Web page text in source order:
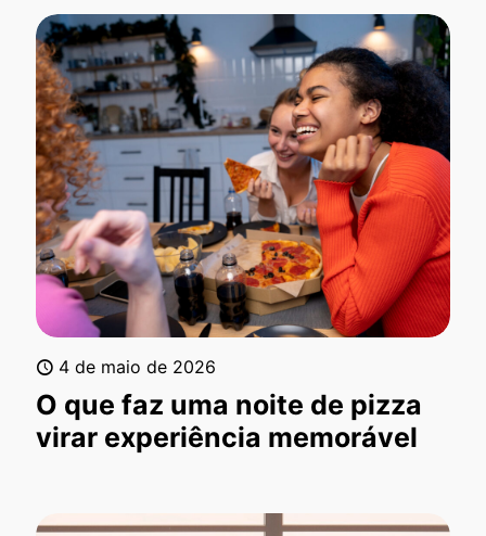
4 de maio de 2026
O que faz uma noite de pizza
virar experiência memorável